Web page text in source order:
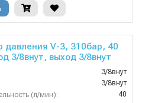
давления V-3, 310бар, 40
3/8внут, выход 3/8внут
3/8внут
3/8внут
(л/мин):
40